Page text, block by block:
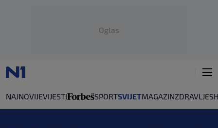
Oglas
NAJNOVIJEVIJESTI SPORTSVIJETMAGAZINZDRAVLJE